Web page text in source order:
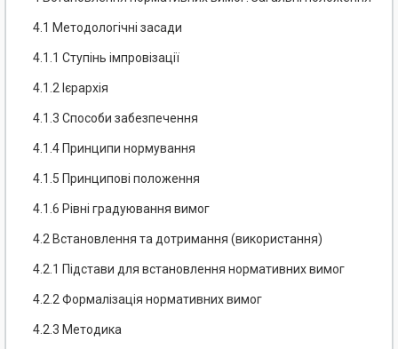
4.1 Методологічні засади
4.1.1 Ступінь імпровізації
4.1.2 Ієрархія
4.1.3 Способи забезпечення
4.1.4 Принципи нормування
4.1.5 Принципові положення
4.1.6 Рівні градуювання вимог
4.2 Встановлення та дотримання (використання)
4.2.1 Підстави для встановлення нормативних вимог
4.2.2 Формалізація нормативних вимог
4.2.3 Методика